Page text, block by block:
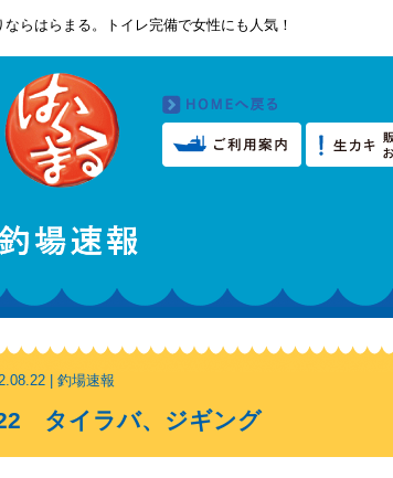
らはらまる。トイレ完備で女性にも人気！
| 釣場速報
タイラバ、ジギング